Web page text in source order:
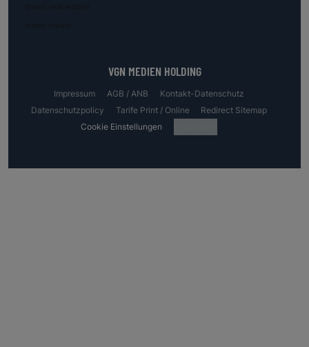
VGN MEDIEN HOLDING
Impressum AGB / ANB
Kontakt-Datenschutz
Datenschutzpolicy
Tarife Print / Online
Redirect Sitemap
Cookie Einstellungen